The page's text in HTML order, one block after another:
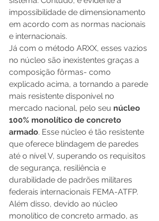
impossibilidade de dimensionamento
em acordo com as normas nacionais
e internacionais.
Já com o método ARXX, esses vazios
no núcleo são inexistentes graças a
composição fôrmas- como
explicado acima, a tornando a parede
mais resistente disponível no
mercado nacional, pelo seu núcleo
100% monolítico de concreto
armado. Esse núcleo é tão resistente
que oferece blindagem de paredes
até o nível V, superando os requisitos
de segurança, resiliência e
durabilidade de padrões militares
federais internacionais FEMA-ATFP.
Além disso, devido ao núcleo
monolítico de concreto armado, as